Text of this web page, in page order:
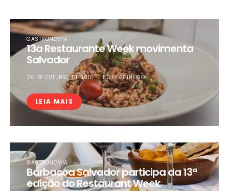
GASTRONOMIA
13a Restaurante Week movimenta
Salvador
26 DE OUTUBRO DE 2018 KELLY PINHEIRO
LEIA MAIS
GASTRONOMIA
Barbacoa Salvador participa da 13ª
edição do Restaurant Week